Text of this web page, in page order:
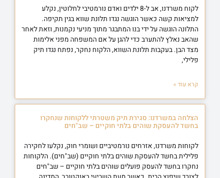
לקוח משרדנו, אב ל-8 ילדים ואדם נורמטיבי לחלוטין, נקלע
למציאות קשה כאשר הוגשה נגדו תלונת שווא בגין תקיפה.
התלונה הוגשה על ידי בנו המתבגר מתוך מניעי נקמנות, וזאת לאחר
שהאב נאלץ להתערב כדי להגן על אם המשפחה מפני אלימות
מצד הבן. בעקבות תלונת השווא, הלקוח נחקר, נפתח נגדו תיק
פלילי,
קרא עוד »
הצלחה במשרדנו: סגירת תיק משטרתי ללקוחות שנחקרו
בחשד להעסקת שוהים בלתי חוקיים – שב"חים
לקוחות משרדנו, אזרחים נורמטיביים ושומרי חוק, נקלעו לחקירה
פלילית בחשד להעסקת שוהים בלתי חוקיים (שב"חים). הלקוחות
נחקרו בחשד להעסק פועלים שוהים בלתי חוקיים – שב"חים